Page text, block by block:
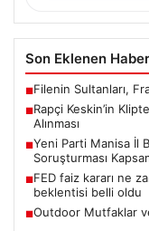
Son Eklenen
■Filenin Sultanları,
■Rapçi Keskin’in
Alınması
■Yeni Parti Manisa İl
Soruşturması
■FED faiz kararı ne
beklentisi belli oldu
■Outdoor Mutfaklar